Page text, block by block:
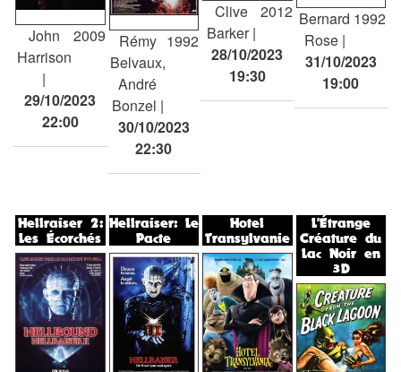
John
Harrison
2009
29/10/2023
22:00
Rémy
Belvaux,
André
Bonzel
1992
30/10/2023
22:30
Clive
Barker
2012
28/10/2023
19:30
Bernard
Rose
1992
31/10/2023
19:00
Hellraiser 2:
Les Écorchés
Hellraiser: Le
Pacte
Hotel
Transylvanie
L'Étrange
Créature du
Lac Noir en
3D